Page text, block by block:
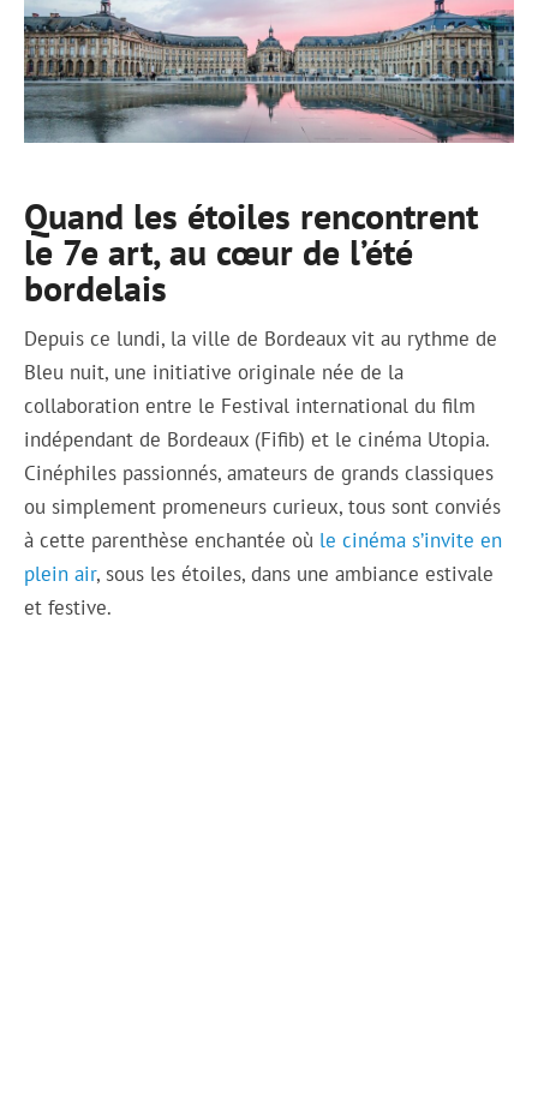
Quand les étoiles rencontrent
le 7e art, au cœur de l’été
bordelais
Depuis ce lundi, la ville de Bordeaux vit au rythme de
Bleu nuit, une initiative originale née de la
collaboration entre le Festival international du film
indépendant de Bordeaux (Fifib) et le cinéma Utopia.
Cinéphiles passionnés, amateurs de grands classiques
ou simplement promeneurs curieux, tous sont conviés
à cette parenthèse enchantée où le cinéma s’invite en
plein air, sous les étoiles, dans une ambiance estivale
et festive.